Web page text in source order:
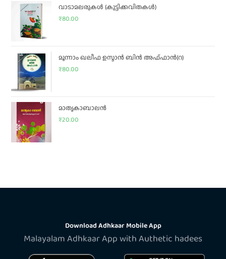
വാടാമലരുകൾ (കുട്ടിക്കവിതകൾ)
₹80.00
മൂന്നാം ഖലീഫ ഉസ്മാൻ ബിൻ അഫ്ഫാൻ(റ)
₹80.00
മാതൃകാബാലൻ
₹20.00
Download Adhkaar Mobile App
Malayalam Adhkaar App with Authetic hadees